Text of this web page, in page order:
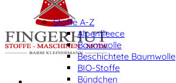
Stoffe A-Z
Alpenfleece
Baumwolle
Beschichtete Baumwolle
BIO-Stoffe
Bündchen